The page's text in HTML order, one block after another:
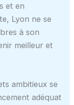
et en
Lyon ne se
à son
meilleur et
ambitieux se
adéquat